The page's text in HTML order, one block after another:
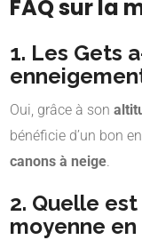
FAQ sur la
1. Les Gets
Oui, grâce à son
bénéficie d’un bon
canons à neige
2. Quelle
moyenne en